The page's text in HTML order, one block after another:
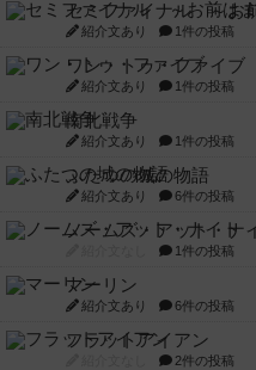
セミファイナル ～お
紹介文あり 1件の投稿
ワン・トゥ・ファイブ
紹介文あり 1件の投稿
南北戦争
紹介文あり 1件の投稿
ふたつの城の物語
紹介文あり 6件の投稿
ノームズ・アット・ナ
1件の投稿
マーリン
紹介文あり 6件の投稿
フラットアイアン
2件の投稿